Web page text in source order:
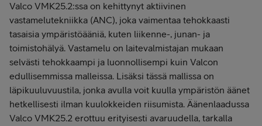
Valco VMK25.2:ssa on kehittynyt aktiivinen
vastamelutekniikka (ANC), joka vaimentaa tehokkaasti
tasaisia ympäristöääniä, kuten liikenne-, junan- ja
toimistohälyä. Vastamelu on laitevalmistajan mukaan
selvästi tehokkaampi ja luonnollisempi kuin Valcon
edullisemmissa malleissa. Lisäksi tässä mallissa on
läpikuuluvuustila, jonka avulla voit kuulla ympäristön äänet
hetkellisesti ilman kuulokkeiden riisumista. Äänenlaadussa
Valco VMK25.2 erottuu erityisesti avaruudella, tarkalla